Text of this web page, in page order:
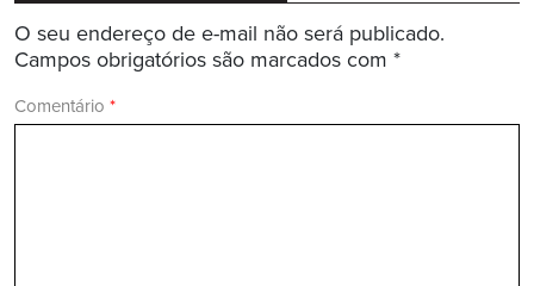
O seu endereço de e-mail não será publicado.
Campos obrigatórios são marcados com *
Comentário *